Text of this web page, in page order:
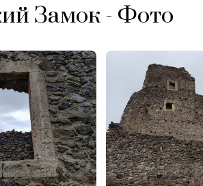
Замок - Фото